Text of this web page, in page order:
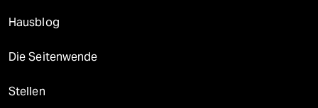
Hausblog
Die Seitenwende
Stellen